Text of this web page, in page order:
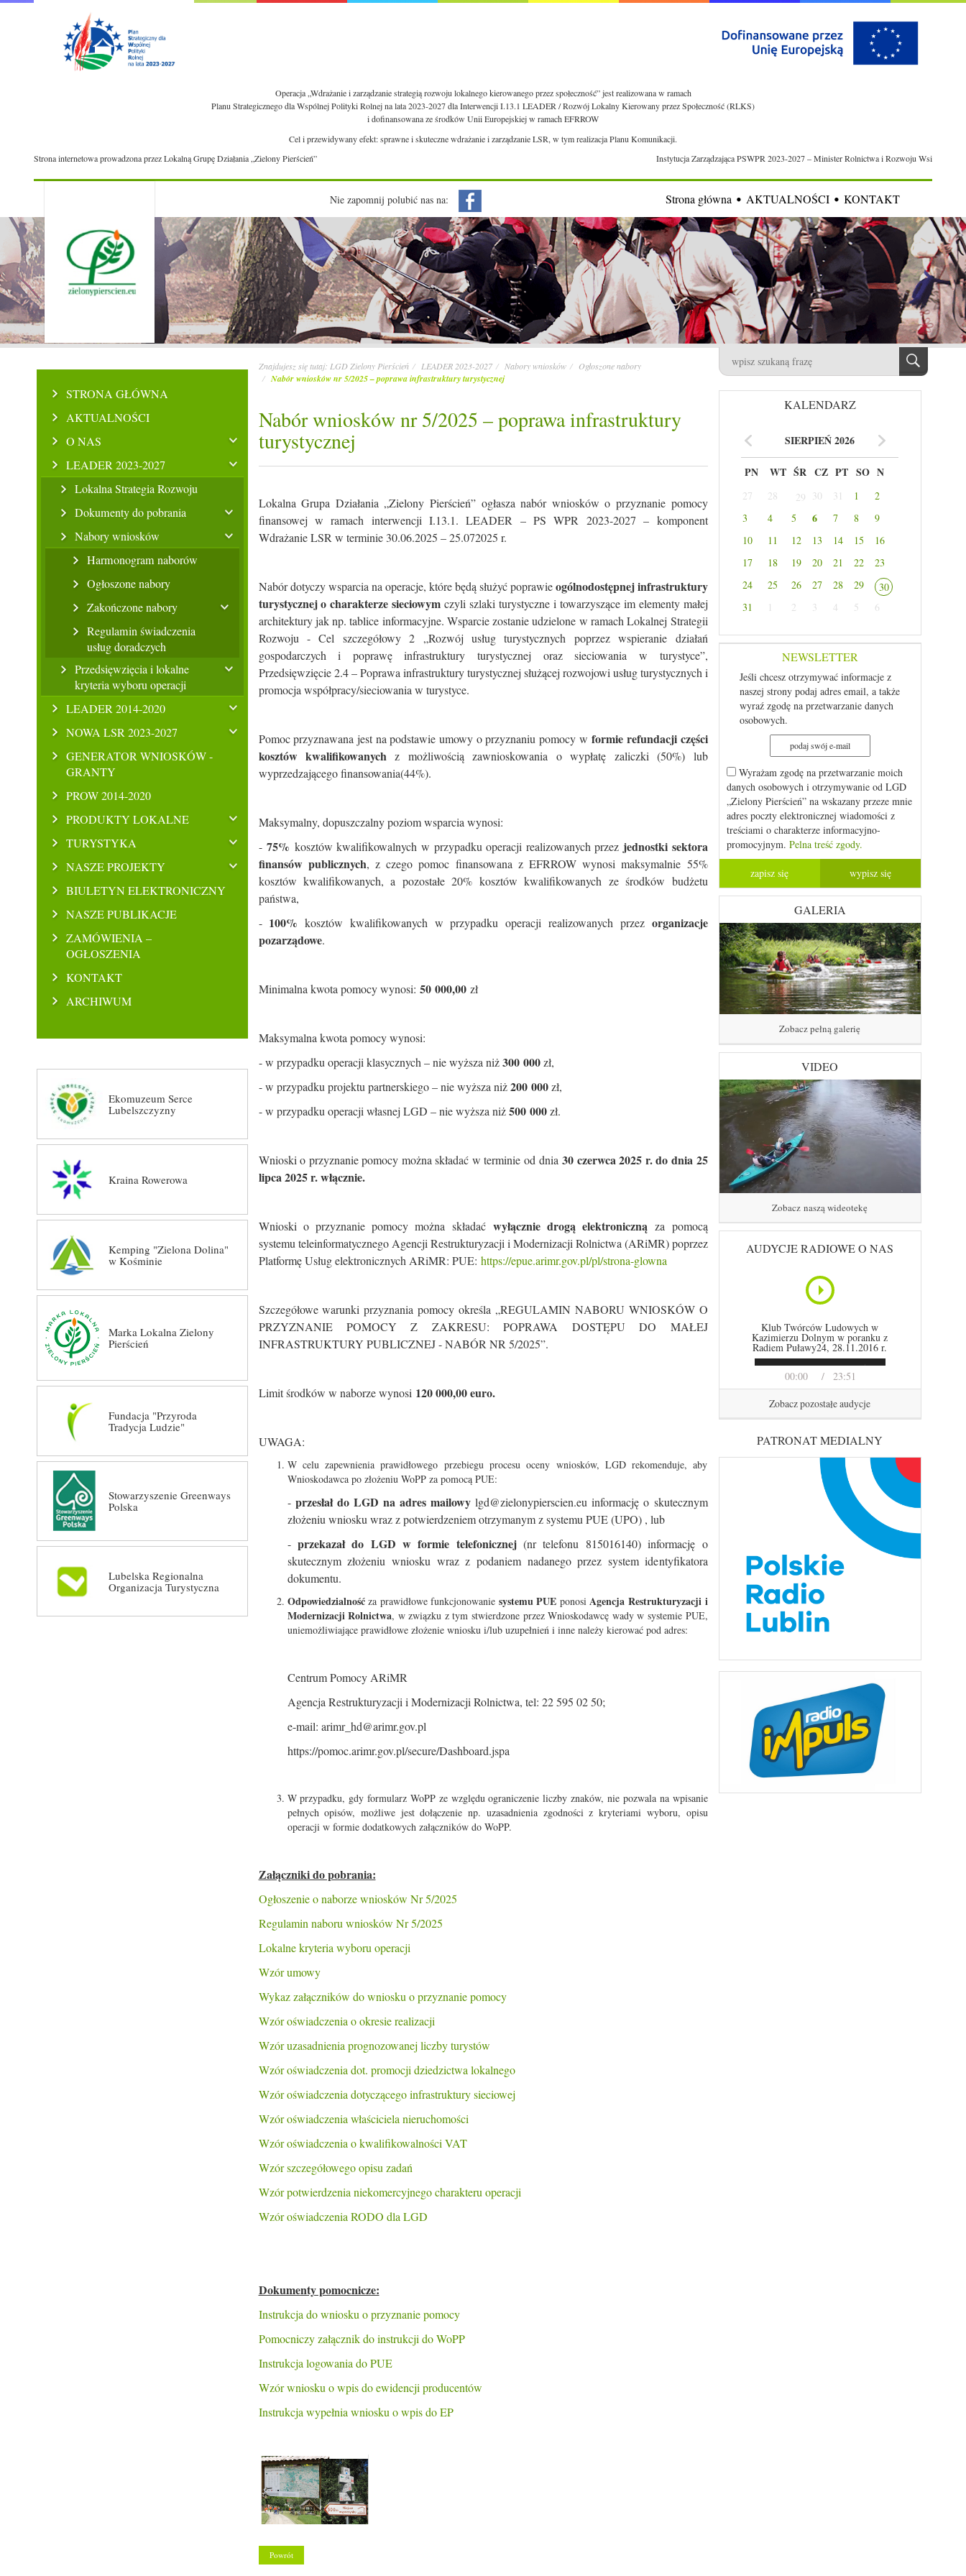
Operacja „Wdrażanie i zarządzanie strategią rozwoju lokalnego kierowanego przez społeczność” jest realizowana w ramach
Planu Strategicznego dla Wspólnej Polityki Rolnej na lata 2023-2027 dla Interwencji I.13.1 LEADER / Rozwój Lokalny Kierowany przez Społeczność (RLKS)
i dofinansowana ze środków Unii Europejskiej w ramach EFRROW
Cel i przewidywany efekt: sprawne i skuteczne wdrażanie i zarządzanie LSR, w tym realizacja Planu Komunikacji.
Strona internetowa prowadzona przez Lokalną Grupę Działania „Zielony Pierścień”
Instytucja Zarządzająca PSWPR 2023-2027 – Minister Rolnictwa i Rozwoju Wsi
Nie zapomnij polubić nas na: Strona główna AKTUALNOŚCI KONTAKT
STRONA GŁÓWNA
AKTUALNOŚCI
O NAS
LEADER 2023-2027
Lokalna Strategia Rozwoju
Dokumenty do pobrania
Nabory wniosków
Harmonogram naborów
Ogłoszone nabory
Zakończone nabory
Regulamin świadczenia
usług doradczych
Przedsięwzięcia i lokalne
kryteria wyboru operacji
LEADER 2014-2020
NOWA LSR 2023-2027
GENERATOR WNIOSKÓW -
GRANTY
PROW 2014-2020
PRODUKTY LOKALNE
TURYSTYKA
NASZE PROJEKTY
BIULETYN ELEKTRONICZNY
NASZE PUBLIKACJE
ZAMÓWIENIA –
OGŁOSZENIA
KONTAKT
ARCHIWUM
Ekomuzeum Serce
Lubelszczyzny
Kraina Rowerowa
Kemping "Zielona Dolina"
w Kośminie
Marka Lokalna Zielony
Pierścień
Fundacja "Przyroda
Tradycja Ludzie"
Stowarzyszenie Greenways
Polska
Lubelska Regionalna
Organizacja Turystyczna
Znajdujesz się tutaj: LGD Zielony Pierścień LEADER 2023-2027 Nabory wniosków Ogłoszone nabory
Nabór wniosków nr 5/2025 – poprawa infrastruktury turystycznej
Nabór wniosków nr 5/2025 – poprawa infrastruktury
turystycznej
Lokalna Grupa Działania „Zielony Pierścień” ogłasza nabór wniosków o przyznanie pomocy
finansowej w ramach interwencji I.13.1. LEADER – PS WPR 2023-2027 – komponent
Wdrażanie LSR w terminie 30.06.2025 – 25.072025 r.
Nabór dotyczy wsparcia na operacje, które będą służyć poprawieogólnodostępnej infrastruktury
turystycznej o charakterze sieciowym czyli szlaki turystyczne i towarzyszące im elementy małej
architektury jak np. tablice informacyjne. Wsparcie zostanie udzielone w ramach Lokalnej Strategii
Rozwoju - Cel szczegółowy 2 „Rozwój usług turystycznych poprzez wspieranie działań
gospodarczych i poprawę infrastruktury turystycznej oraz sieciowania w turystyce”,
Przedsięwzięcie 2.4 – Poprawa infrastruktury turystycznej służącej rozwojowi usług turystycznych i
promocja współpracy/sieciowania w turystyce.
Pomoc przyznawana jest na podstawie umowy o przyznaniu pomocy wformie refundacji części
kosztów kwalifikowanychz możliwością zawnioskowania o wypłatę zaliczki (50%) lub
wyprzedzającego finansowania(44%).
Maksymalny, dopuszczalny poziom wsparcia wynosi:
-75% kosztów kwalifikowalnych w przypadku operacji realizowanych przez jednostki sektora
finansów publicznych, z czego pomoc finansowana z EFRROW wynosi maksymalnie 55%
kosztów kwalifikowanych, a pozostałe 20% kosztów kwalifikowanych ze środków budżetu
państwa,
- 100% kosztów kwalifikowanych w przypadku operacji realizowanych przez organizacje
pozarządowe.
Minimalna kwota pomocy wynosi: 50 000,00zł
Maksymalna kwota pomocy wynosi:
- w przypadku operacji klasycznych – nie wyższa niż300 000zł,
- w przypadku projektu partnerskiego – nie wyższa niż200 000zł,
- w przypadku operacji własnej LGD – nie wyższa niż500 000zł.
Wnioski o przyznanie pomocy można składać w terminie od dnia30 czerwca 2025 r. do dnia 25
lipca 2025 r. włącznie.
Wnioski o przyznanie pomocy można składać wyłącznie drogą elektroniczną za pomocą
systemu teleinformatycznego Agencji Restrukturyzacji i Modernizacji Rolnictwa (ARiMR) poprzez
Platformę Usług elektronicznych ARiMR: PUE: https://epue.arimr.gov.pl/pl/strona-glowna
Szczegółowe warunki przyznania pomocy określa „REGULAMIN NABORU WNIOSKÓW O
PRZYZNANIE POMOCY Z ZAKRESU: POPRAWA DOSTĘPU DO MAŁEJ
INFRASTRUKTURY PUBLICZNEJ - NABÓR NR 5/2025”.
Limit środków w naborze wynosi 120 000,00 euro.
UWAGA:
W celu zapewnienia prawidłowego przebiegu procesu oceny wniosków, LGD rekomenduje, aby
Wnioskodawca po złożeniu WoPP za pomocą PUE:
- przesłał do LGD na adres mailowy lgd@zielonypierscien.eu informację o skutecznym
złożeniu wniosku wraz z potwierdzeniem otrzymanym z systemu PUE (UPO) , lub
- przekazał do LGD w formie telefonicznej(nr telefonu 815016140) informację o
skutecznym złożeniu wniosku wraz z podaniem nadanego przez system identyfikatora
dokumentu.
Odpowiedzialnośćza prawidłowe funkcjonowanie systemu PUE ponosi Agencja Restrukturyzacji i
Modernizacji Rolnictwa, w związku z tym stwierdzone przez Wnioskodawcę wady w systemie PUE,
uniemożliwiające prawidłowe złożenie wniosku i/lub uzupełnień i inne należy kierować pod adres:
Centrum Pomocy ARiMR
Agencja Restrukturyzacji i Modernizacji Rolnictwa, tel: 22 595 02 50;
e-mail: arimr_hd@arimr.gov.pl
https://pomoc.arimr.gov.pl/secure/Dashboard.jspa
W przypadku, gdy formularz WoPP ze względu ograniczenie liczby znaków, nie pozwala na wpisanie
pełnych opisów, możliwe jest dołączenie np. uzasadnienia zgodności z kryteriami wyboru, opisu
operacji w formie dodatkowych załączników do WoPP.
Załączniki do pobrania:
Ogłoszenie o naborze wniosków Nr 5/2025
Regulamin naboru wniosków Nr 5/2025
Lokalne kryteria wyboru operacji
Wzór umowy
Wykaz załączników do wniosku o przyznanie pomocy
Wzór oświadczenia o okresie realizacji
Wzór uzasadnienia prognozowanej liczby turystów
Wzór oświadczenia dot. promocji dziedzictwa lokalnego
Wzór oświadczenia dotyczącego infrastruktury sieciowej
Wzór oświadczenia właściciela nieruchomości
Wzór oświadczenia o kwalifikowalności VAT
Wzór szczegółowego opisu zadań
Wzór potwierdzenia niekomercyjnego charakteru operacji
Wzór oświadczenia RODO dla LGD
Dokumenty pomocnicze:
Instrukcja do wniosku o przyznanie pomocy
Pomocniczy załącznik do instrukcji do WoPP
Instrukcja logowania do PUE
Wzór wniosku o wpis do ewidencji producentów
Instrukcja wypełnia wniosku o wpis do EP
Powrót
KALENDARZ
SIERPIEŃ 2026
PN WT ŚR CZ PT SO N
27 28 29 30 31 1
2
3
4 5 6 7 8
9
10
11 12 13 14 15
16
17
18 19 20 21 22
23
24
25 26 27 28 29
30
31
1 2 3 4 5 6
NEWSLETTER
Jeśli chcesz otrzymywać informacje z
naszej strony podaj adres email, a także
wyraź zgodę na przetwarzanie danych
osobowych.
Wyrażam zgodę na przetwarzanie moich
danych osobowych i otrzymywanie od LGD
„Zielony Pierścień” na wskazany przeze mnie
adres poczty elektronicznej wiadomości z
treściami o charakterze informacyjno-
promocyjnym. Pelna treść zgody.
GALERIA
Zobacz pełną galerię
VIDEO
Zobacz naszą wideotekę
AUDYCJE RADIOWE O NAS
00:00 23:51
Klub Twórców Ludowych w
Kazimierzu Dolnym w poranku z
Radiem Puławy24, 28.11.2016 r.
Zobacz pozostałe audycje
PATRONAT MEDIALNY